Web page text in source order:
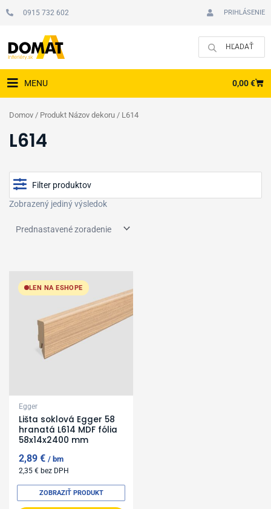
0915 732 602 PRIHLÁSENIE
MENU 0,00€
Domov / Produkt Názov dekoru / L614
L614
Filter produktov
Zobrazený jediný výsledok
LEN NA ESHOPE
Egger
Lišta soklová Egger 58
hranatá L614 MDF fólia
58x14x2400 mm
2,89€ bm
2,35€ bez DPH
ZOBRAZIŤ PRODUKT